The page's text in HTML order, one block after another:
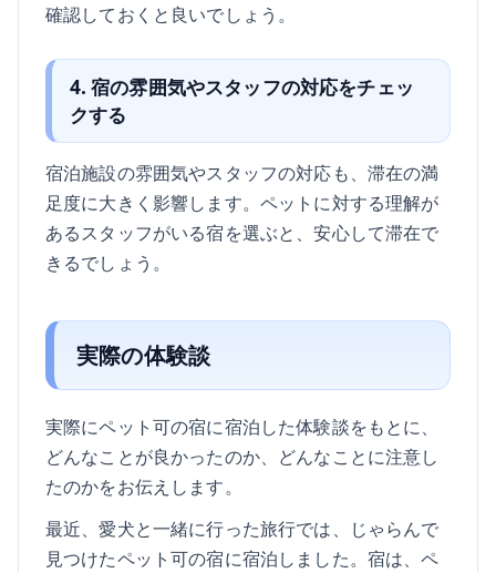
確認しておくと良いでしょう。
4. 宿の雰囲気やスタッフの対応をチェッ
クする
宿泊施設の雰囲気やスタッフの対応も、滞在の満
足度に大きく影響します。ペットに対する理解が
あるスタッフがいる宿を選ぶと、安心して滞在で
きるでしょう。
実際の体験談
実際にペット可の宿に宿泊した体験談をもとに、
どんなことが良かったのか、どんなことに注意し
たのかをお伝えします。
最近、愛犬と一緒に行った旅行では、じゃらんで
見つけたペット可の宿に宿泊しました。宿は、ペ